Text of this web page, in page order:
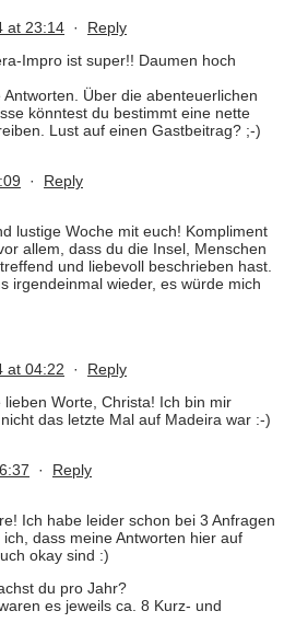
at 23:14 · Reply
Impro ist super!! Daumen hoch
Antworten. Über die abenteuerlichen
könntest du bestimmt eine nette
Lust auf einen Gastbeitrag? ;-)
· Reply
lustige Woche mit euch! Kompliment
allem, dass du die Insel, Menschen
und liebevoll beschrieben hast.
irgendeinmal wieder, es würde mich
at 04:22 · Reply
lieben Worte, Christa! Ich bin mir
das letzte Mal auf Madeira war :-)
· Reply
Ich habe leider schon bei 3 Anfragen
dass meine Antworten hier auf
okay sind :)
du pro Jahr?
es jeweils ca. 8 Kurz- und